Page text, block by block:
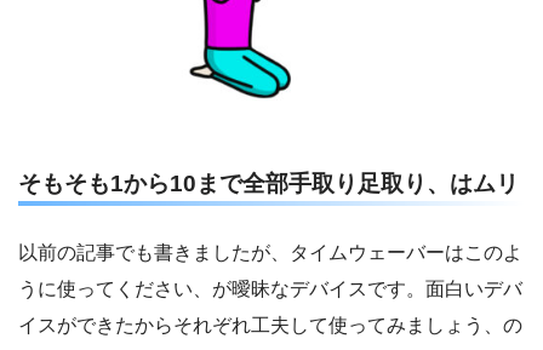
そもそも1から10まで全部手取り足取り、はムリ
以前の記事でも書きましたが、タイムウェーバーはこのよ
うに使ってください、が曖昧なデバイスです。面白いデバ
イスができたからそれぞれ工夫して使ってみましょう、の